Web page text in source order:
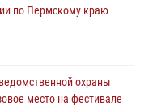
по Пермскому краю
охраны
место на фестивале